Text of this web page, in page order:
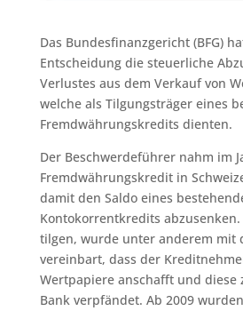
Das Bundesfinanzgericht (BFG)
Entscheidung die steuerliche
Verlustes aus dem Verkauf von
welche als Tilgungsträger eines
Fremdwährungskredits dienten.
Der Beschwerdeführer nahm im
Fremdwährungskredit in
damit den Saldo eines
Kontokorrentkredits
tilgen, wurde unter anderem mit
vereinbart, dass der
Wertpapiere anschafft und diese
Bank verpfändet. Ab 2009